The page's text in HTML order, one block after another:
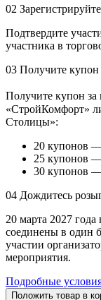
02
Подтвердите
участника в
03 Получите купон
Получите купон за
«СтройКомфорт»
Столицы»:
20 купонов
25 купонов
30 купонов —
04 Дождитесь
20 марта 2027
соединены в один
участии
мероприятия.
Подробные
Положить товар в